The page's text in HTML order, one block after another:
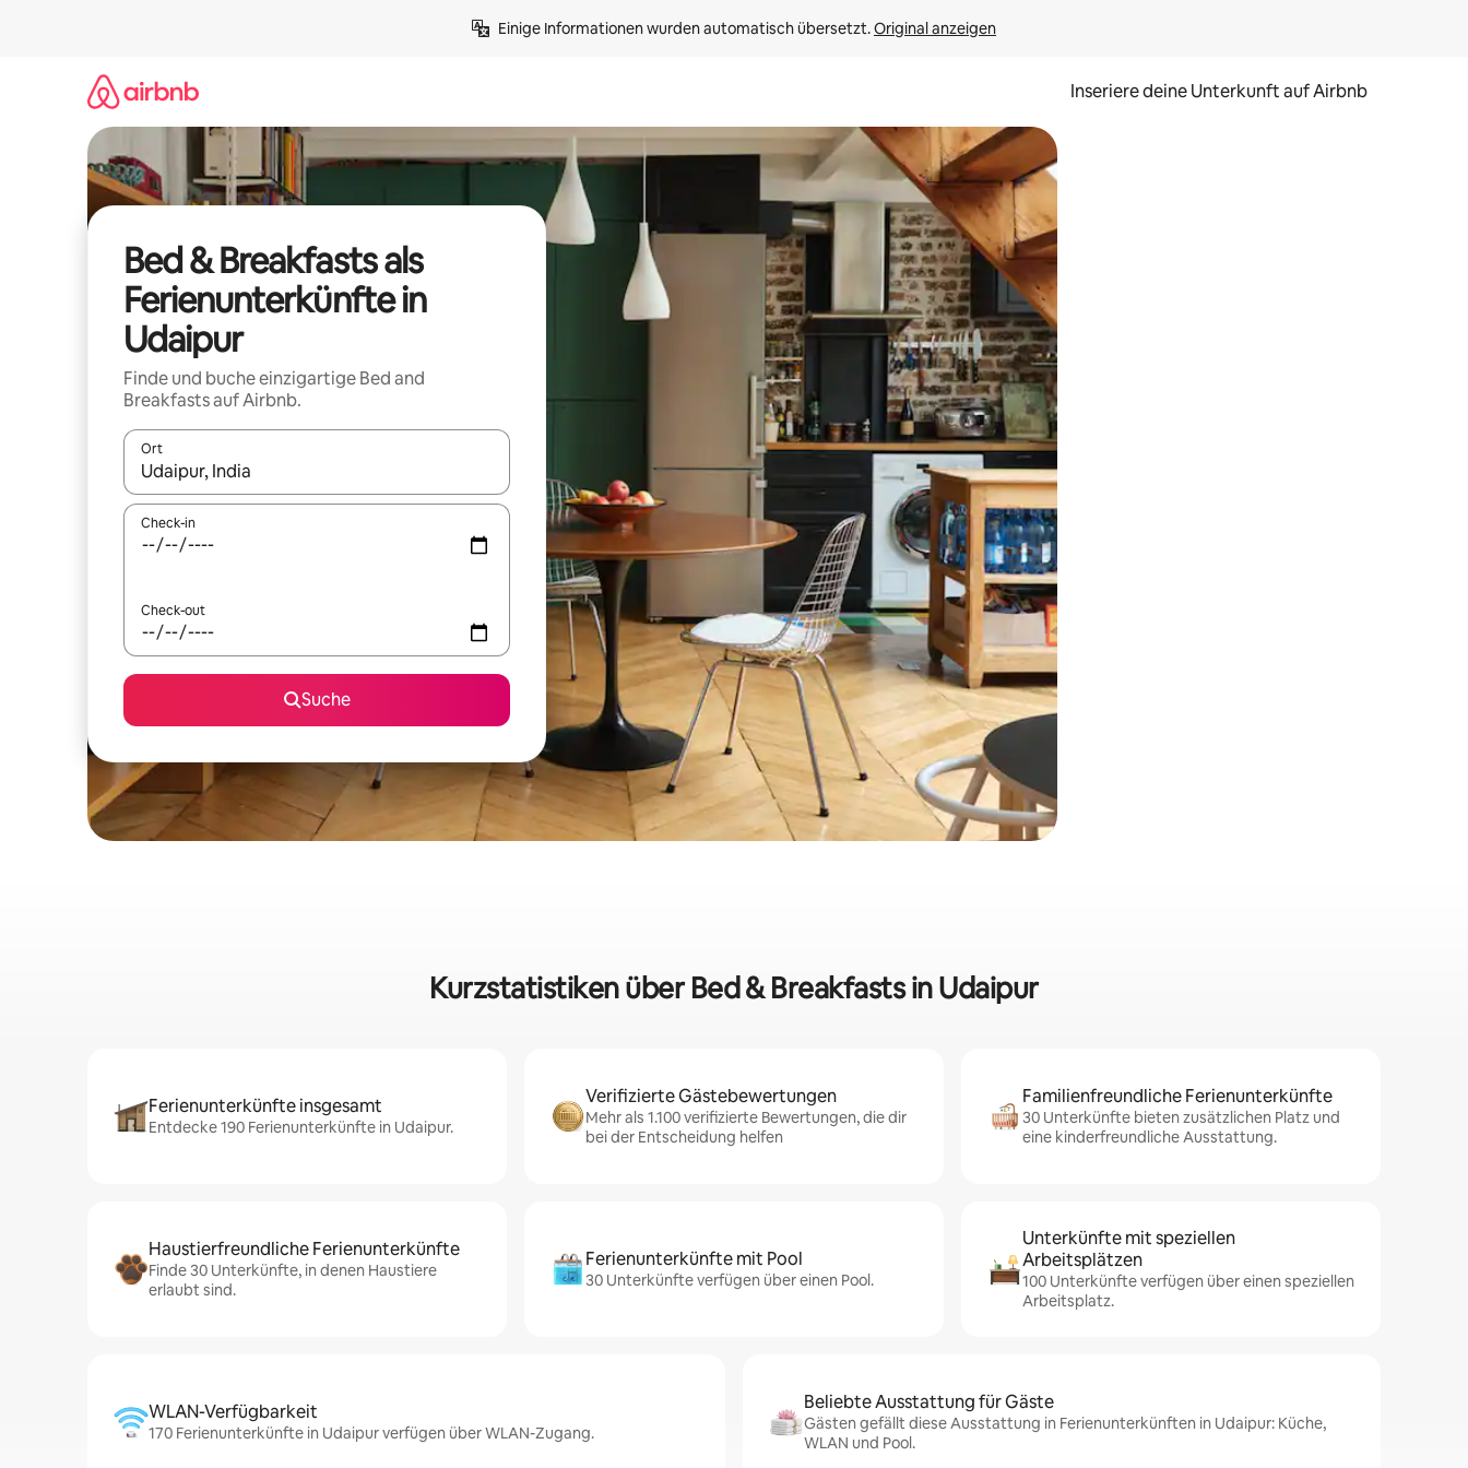
Einige Informationen wurden automatisch übersetzt. Original anzeigen
Inseriere deine Unterkunft auf Airbnb
Bed & Breakfasts als
Ferienunterkünfte in
Udaipur
Finde und buche einzigartige Bed and
Breakfasts auf Airbnb.
Ort
Wenn Ergebnisse verfügbar sind, navigiere mit den Pfeiltasten nach oben und unten oder erkunde die Ergebnisse durch Berühren oder Wischgesten.
Check-in
Check-out
Suche
Kurzstatistiken über Bed & Breakfasts in Udaipur
Ferienunterkünfte insgesamt
Entdecke 190 Ferienunterkünfte in Udaipur.
Verifizierte Gästebewertungen
Mehr als 1.100 verifizierte Bewertungen, die dir
bei der Entscheidung helfen
Familienfreundliche Ferienunterkünfte
30 Unterkünfte bieten zusätzlichen Platz und
eine kinderfreundliche Ausstattung.
Haustierfreundliche Ferienunterkünfte
Finde 30 Unterkünfte, in denen Haustiere
erlaubt sind.
Ferienunterkünfte mit Pool
30 Unterkünfte verfügen über einen Pool.
Unterkünfte mit speziellen
Arbeitsplätzen
100 Unterkünfte verfügen über einen speziellen
Arbeitsplatz.
WLAN-Verfügbarkeit
170 Ferienunterkünfte in Udaipur verfügen über WLAN-Zugang.
Beliebte Ausstattung für Gäste
Gästen gefällt diese Ausstattung in Ferienunterkünften in Udaipur: Küche,
WLAN und Pool.